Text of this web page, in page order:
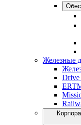
Железные
Drive